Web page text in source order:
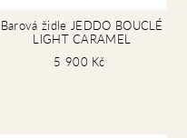
Barová židle JEDDO BOUCLÉ
LIGHT CARAMEL
5 900 Kč